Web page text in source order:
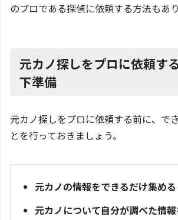
のプロである探偵に依頼する方法もあり
元カノ探しをプロに依頼す
下準備
元カノ探しをプロに依頼する前に、で
とを行っておきましょう。
元カノの情報をできるだけ集める
元カノについて自分が調べた情